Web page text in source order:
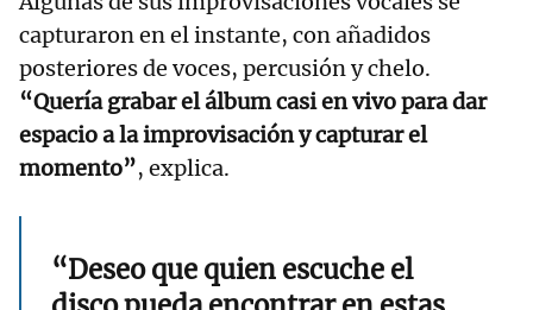
capturaron en el instante, con añadidos
posteriores de voces, percusión y chelo.
“Quería grabar el álbum casi en vivo para dar
espacio a la improvisación y capturar el
momento”, explica.
“Deseo que quien escuche el